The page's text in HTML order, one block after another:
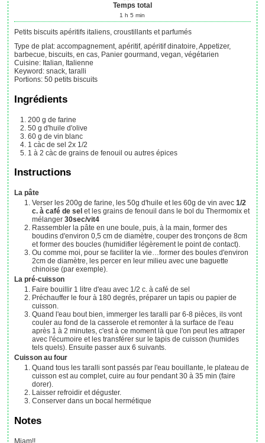
Temps total
1 h 5 min
Petits biscuits apéritifs italiens, croustillants et parfumés
Type de plat: accompagnement, apéritif, apéritif dinatoire, Appetizer,
barbecue, biscuits, en cas, Panier gourmand, vegan, végétarien
Cuisine: Italian, Italienne
Keyword: snack, taralli
Portions:50 petits biscuits
Ingrédients
200 g de farine
50 g d'huile d'olive
60 g de vin blanc
1 càcde sel 2x 1/2
1 à 2 càc de grains de fenouil ou autres épices
Instructions
La pâte
Verser les 200g de farine, les 50g d'huile et les 60g de vin avec1/2
c. à café de sel et les grains de fenouil dans le bol du Thermomix et
mélanger30sec/vit4
Rassembler la pâte en une boule, puis, à la main, former des
boudins d'environ 0,5 cm de diamètre, couper des tronçons de 8cm
et former des boucles (humidifier légèrement le point de contact).
Ou comme moi, pour se faciliter la vie…former des boules d'environ
2cm de diamètre, les percer en leur milieu avec une baguette
chinoise (par exemple).
La pré-cuisson
Faire bouillir 1 litre d'eau avec 1/2 c. à café de sel
Préchauffer le four à 180 degrés, préparer un tapis ou papier de
cuisson.
Quand l'eau bout bien, immerger les taralli par 6-8 pièces, ils vont
couler au fond de la casserole et remonter à la surface de l'eau
après 1 à 2 minutes, c'est à ce moment là que l'on peut les attraper
avec l'écumoire et les transférer sur le tapis de cuisson (humides
tels quels). Ensuite passer aux 6 suivants.
Cuisson au four
Quand tous les taralli sont passés par l'eau bouillante, le plateau de
cuisson est au complet, cuire au four pendant 30 à 35 min (faire
dorer).
Laisser refroidir et déguster.
Conserver dans un bocal hermétique
Notes
Miam!!